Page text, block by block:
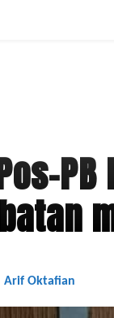
Arif Oktafian